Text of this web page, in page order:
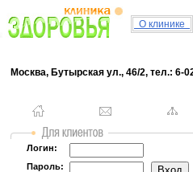
О клинике
Москва, Бутырская ул., 46/2, тел.: 6-
Логин:
Пароль: